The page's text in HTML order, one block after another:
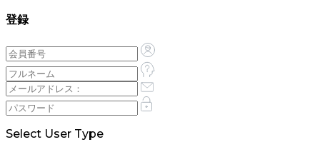
登録
Select User Type